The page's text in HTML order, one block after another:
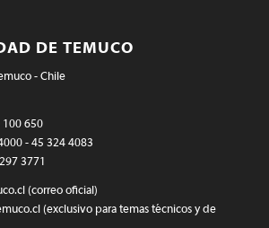
DE TEMUCO
- Chile
650
- 45 324 4083
3771
(correo oficial)
(exclusivo para temas técnicos y de